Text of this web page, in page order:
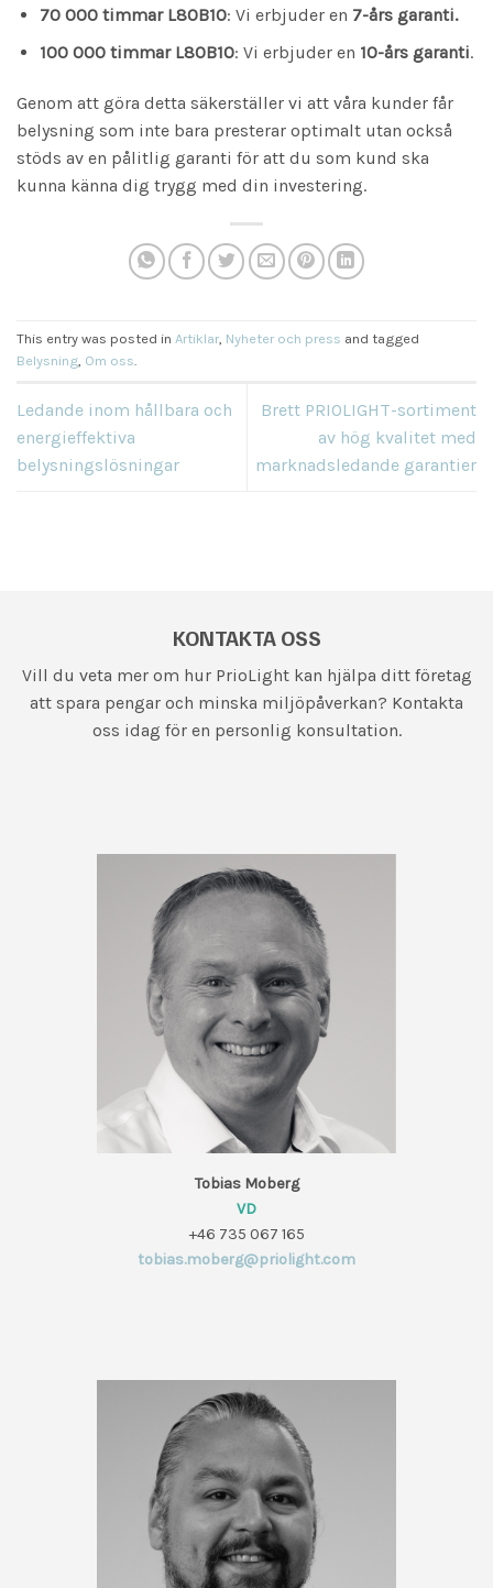
70 000 timmar L80B10: Vi erbjuder en 7-års garanti.
100 000 timmar L80B10: Vi erbjuder en 10-års garanti.
Genom att göra detta säkerställer vi att våra kunder får
belysning som inte bara presterar optimalt utan också
stöds av en pålitlig garanti för att du som kund ska
kunna känna dig trygg med din investering.
This entry was posted in Artiklar, Nyheter och press and tagged
Belysning, Om oss.
Ledande inom hållbara och
energieffektiva
belysningslösningar
Brett PRIOLIGHT-sortiment
av hög kvalitet med
marknadsledande garantier
KONTAKTA OSS
Vill du veta mer om hur PrioLight kan hjälpa ditt företag
att spara pengar och minska miljöpåverkan? Kontakta
oss idag för en personlig konsultation.
Tobias Moberg
VD
+46 735 067 165
tobias.moberg@priolight.com